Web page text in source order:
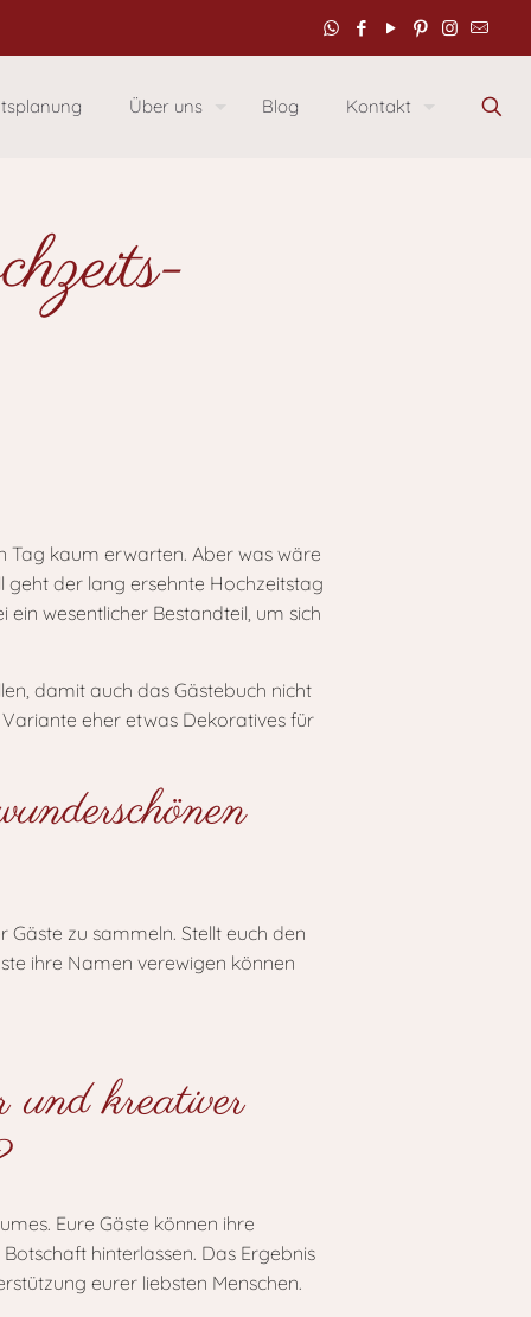
Über uns Blog Kontakt
Tag kaum erwarten. Aber was wäre
geht der lang ersehnte Hochzeitstag
wesentlicher Bestandteil, um sich
damit auch das Gästebuch nicht
eher etwas Dekoratives für
zu sammeln. Stellt euch den
ihre Namen verewigen können
und kreativer
Eure Gäste können ihre
hinterlassen. Das Ergebnis
eurer liebsten Menschen.